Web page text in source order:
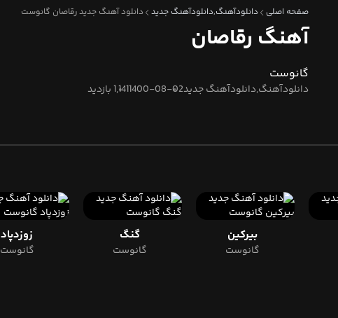
صفحه اصلی دانلودآهنگ,دانلودآهنگ جدید دانلود آهنگ جدید رقاصان گانوست
آهنگ رقاصان
گانوست
دانلودآهنگ,دانلودآهنگ جدید1400-08-021,141 بازدید
بیرکین
گانوست
گنگ
گانوست
زوزدپاد
گانوست